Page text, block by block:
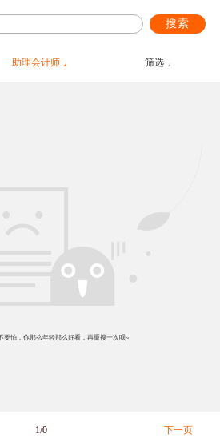
搜索
助理会计师 筛选
要怕，你那么年轻那么好看，再重搜一次呗~
1/0 下一页